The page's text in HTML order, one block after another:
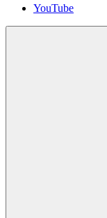
YouTube